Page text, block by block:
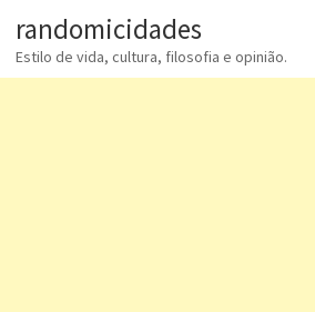
randomicidades
Estilo de vida, cultura, filosofia e opinião.